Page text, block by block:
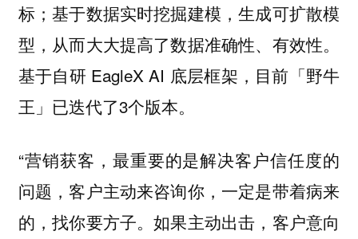
标；基于数据实时挖掘建模，生成可扩散模
型，从而大大提高了数据准确性、有效性。
基于自研 EagleX AI 底层框架，目前「野牛
王」已迭代了3个版本。
“营销获客，最重要的是解决客户信任度的
问题，客户主动来咨询你，一定是带着病来
的，找你要方子。如果主动出击，客户意向